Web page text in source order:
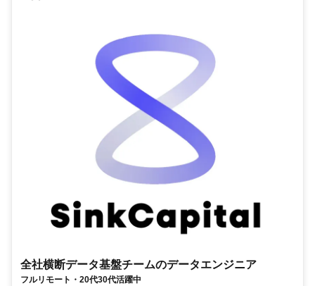
全社横断データ基盤チームのデータエンジニア
フルリモート・20代30代活躍中